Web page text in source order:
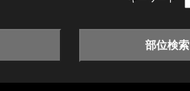
部位検索